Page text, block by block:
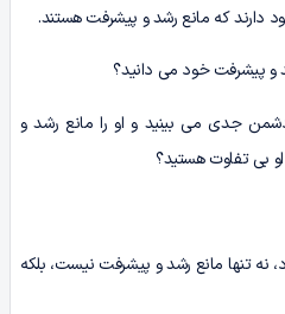
دارند که مانع رشد و پیشرفت هستند.
و پیشرفت خود می دانید؟
جدی می بینید و او را مانع رشد و
بی تفاوت هستید؟
نه تنها مانع رشد و پیشرفت نیست، بلکه